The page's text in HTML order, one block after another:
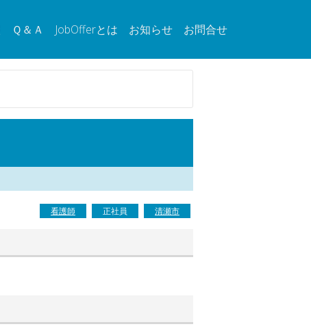
Ｑ＆Ａ JobOfferとは お知らせ お問合せ
看護師 正社員 清瀬市